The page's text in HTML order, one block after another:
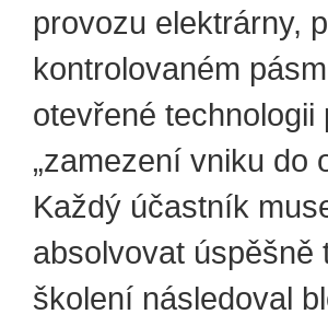
provozu elektrárny,
kontrolovaném
otevřené
„zamezení vniku do
Každý účastník
absolvovat úspěšně
školení následoval